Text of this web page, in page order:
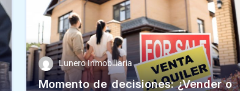
Lunero Inmobiliaria
Momento de decisiones: ¿Vender o